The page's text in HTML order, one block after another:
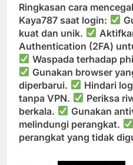
Ringkasan cara
Kaya787 saat login:
kuat dan unik.
Authentication (2FA)
Waspada terhadap
Gunakan browser
diperbarui.
Hindari
tanpa VPN.
Periksa
berkala.
Gunakan
melindungi perangkat.
perangkat yang tidak